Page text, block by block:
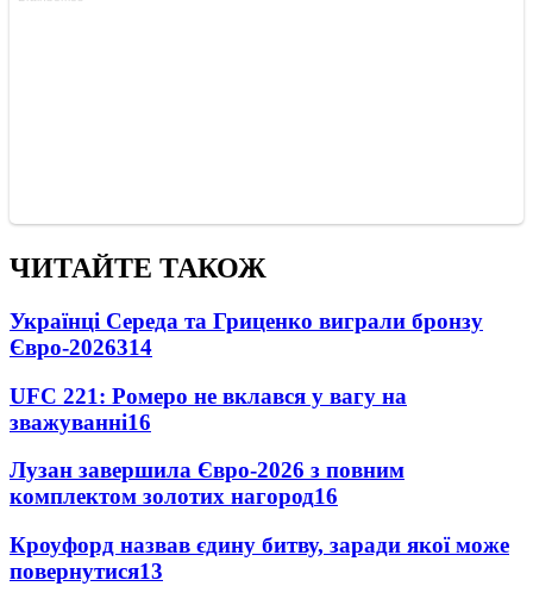
ЧИТАЙТЕ ТАКОЖ
Українці Середа та Гриценко виграли бронзу
Євро-2026314
UFC 221: Ромеро не вклався у вагу на
зважуванні16
Лузан завершила Євро-2026 з повним
комплектом золотих нагород16
Кроуфорд назвав єдину битву, заради якої може
повернутися13